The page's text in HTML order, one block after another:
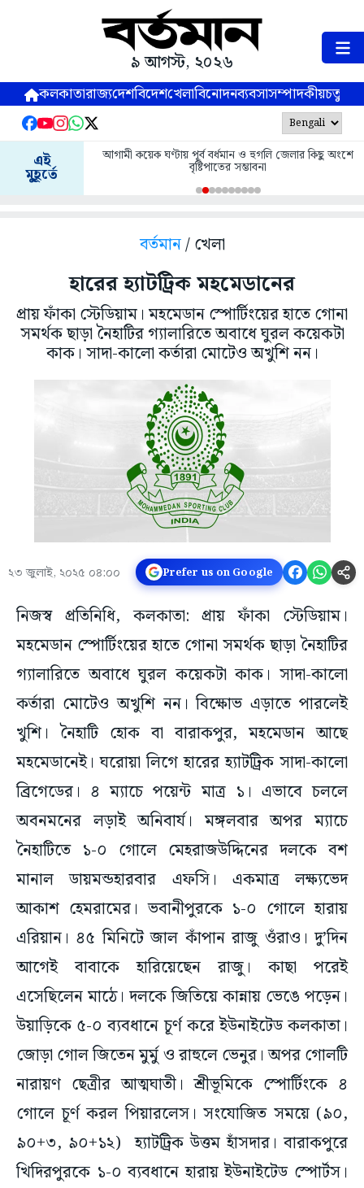
৯ আগস্ট, ২০২৬
কলকাতারাজ্যদেশবিদেশখেলাবিনোদনব্যবসাসম্পাদকীয়
এই
মুহূর্তে
আগামী কয়েক ঘণ্টায় পূর্ব বর্ধমান ও হুগলি জেলার কিছু অংশে
বৃষ্টিপাতের সম্ভাবনা
বর্তমান/ খেলা
হারের হ্যাটট্রিক মহমেডানের
প্রায় ফাঁকা স্টেডিয়াম। মহমেডান স্পোর্টিংয়ের হাতে গোনা
সমর্থক ছাড়া নৈহাটির গ্যালারিতে অবাধে ঘুরল কয়েকটা
কাক। সাদা-কালো কর্তারা মোটেও অখুশি নন।
২৩ জুলাই, ২০২৫ ০৪:০০ Prefer us on Google
নিজস্ব প্রতিনিধি, কলকাতা: প্রায় ফাঁকা স্টেডিয়াম।
মহমেডান স্পোর্টিংয়ের হাতে গোনা সমর্থক ছাড়া নৈহাটির
গ্যালারিতে অবাধে ঘুরল কয়েকটা কাক। সাদা-কালো
কর্তারা মোটেও অখুশি নন। বিক্ষোভ এড়াতে পারলেই
খুশি। নৈহাটি হোক বা বারাকপুর, মহমেডান আছে
মহমেডানেই। ঘরোয়া লিগে হারের হ্যাটট্রিক সাদা-কালো
ব্রিগেডের। ৪ ম্যাচে পয়েন্ট মাত্র ১। এভাবে চললে
অবনমনের লড়াই অনিবার্য। মঙ্গলবার অপর ম্যাচে
নৈহাটিতে ১-০ গোলে মেহরাজউদ্দিনের দলকে বশ
মানাল ডায়মন্ডহারবার এফসি। একমাত্র লক্ষ্যভেদ
আকাশ হেমরামের। ভবানীপুরকে ১-০ গোলে হারায়
এরিয়ান। ৪৫ মিনিটে জাল কাঁপান রাজু ওঁরাও। দু’দিন
আগেই বাবাকে হারিয়েছেন রাজু। কাছা পরেই
এসেছিলেন মাঠে। দলকে জিতিয়ে কান্নায় ভেঙে পড়েন।
উয়াড়িকে ৫-০ ব্যবধানে চূর্ণ করে ইউনাইটেড কলকাতা।
জোড়া গোল জিতেন মুর্মু ও রাহুলে ভেনুর। অপর গোলটি
নারায়ণ ছেত্রীর আত্মঘাতী। শ্রীভূমিকে স্পোর্টিংকে ৪
গোলে চূর্ণ করল পিয়ারলেস। সংযোজিত সময়ে (৯০,
৯০+৩, ৯০+১২) হ্যাটট্রিক উত্তম হাঁসদার। বারাকপুরে
খিদিরপুরকে ১-০ ব্যবধানে হারায় ইউনাইটেড স্পোর্টস।